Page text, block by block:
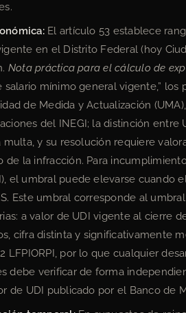
El artículo 53 establece
en el Distrito Federal (hoy
Nota práctica para el cálculo de
salario mínimo general vigente,”
de Medida y Actualización
del INEGI; la distinción
multa, y su resolución requiere
de la infracción. Para
el umbral puede elevarse cuando
Este umbral corresponde al
a valor de UDI vigente al cierre
cifra distinta y significativamente
LFPIORPI, por lo que cualquier
debe verificar de forma
de UDI publicado por el Banco de